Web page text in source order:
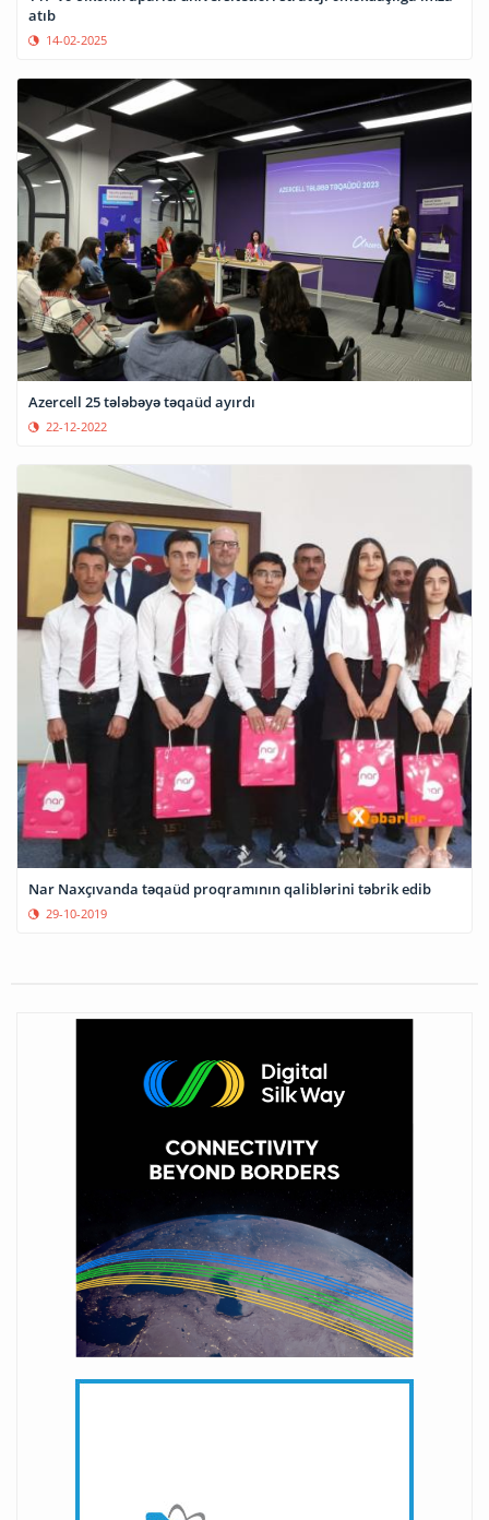
atıb
14-02-2025
Azercell 25 tələbəyə təqaüd ayırdı
22-12-2022
Nar Naxçıvanda təqaüd proqramının qaliblərini təbrik edib
29-10-2019